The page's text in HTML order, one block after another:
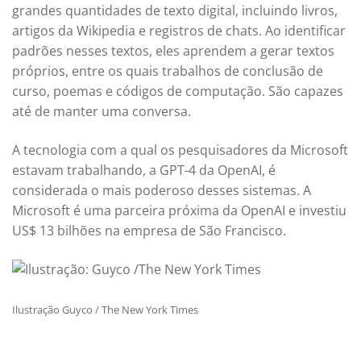
grandes quantidades de texto digital, incluindo livros,
artigos da Wikipedia e registros de chats. Ao identificar
padrões nesses textos, eles aprendem a gerar textos
próprios, entre os quais trabalhos de conclusão de
curso, poemas e códigos de computação. São capazes
até de manter uma conversa.
A tecnologia com a qual os pesquisadores da Microsoft
estavam trabalhando, a GPT-4 da OpenAI, é
considerada o mais poderoso desses sistemas. A
Microsoft é uma parceira próxima da OpenAI e investiu
US$ 13 bilhões na empresa de São Francisco.
Ilustração Guyco / The New York Times